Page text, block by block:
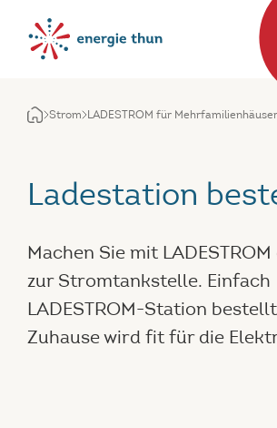
Strom LADESTROM für Mehrfamilienhäuser
Ladestation
Machen Sie mit
zur Stromtankstelle. Einfach
LADESTROM-Station
Zuhause wird fit für die